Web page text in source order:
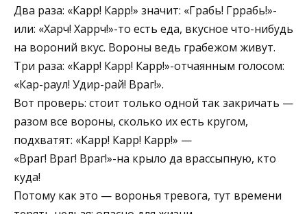
Два раза: «Карр! Карр!» значит: «Грабь! Гррабь!»-
или: «Харч! Харрч!»-то есть еда, вкусное что-нибудь
на вороний вкус. Вороны ведь грабежом живут.
Три раза: «Карр! Карр! Карр!»-отчаянным голосом:
«Кар-раул! Удир-рай! Враг!».
Вот проверь: стоит только одной так закричать —
разом все вороны, сколько их есть кругом,
подхватят: «Карр! Карр! Карр!» —
«Враг! Враг! Враг!»-на крыло да врассыпную, кто
куда!
Потому как это — воронья тревога, тут времени